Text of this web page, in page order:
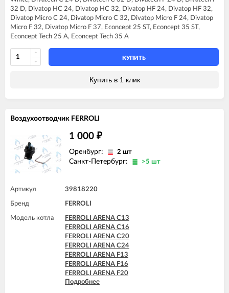
FERROLI DIVA C28
FERROLI DIVA C32
FERROLI DIVA F13
FERROLI DIVA F16
FERROLI DIVA F20
FERROLI DIVA F24
FERROLI DIVA F32
FERROLI DIVA F37
FERROLI DIVAproject F24
FERROLI DIVAtop F32
FERROLI DIVAtop F37
FERROLI DIVAtop HC24
FERROLI DIVAtop HC32
FERROLI DIVAtop HF24
FERROLI DIVAtop Low Nox F24
FERROLI DIVAtop micro C24
FERROLI DIVAtop micro C32
FERROLI DIVAtop micro F24
FERROLI DIVAtop micro F32
FERROLI DIVAtop micro F37
FERROLI DIVAtop micro LN C24
FERROLI DIVAtop micro LN C32
FERROLI DIVAtop micro LN F24
FERROLI DIVAtop micro LN F32
32 D, Divatop HC 24, Divatop HC 32, Divatop HF 24, Divatop HF 32,
Divatop Micro C 24, Divatop Micro C 32, Divatop Micro F 24, Divatop
Micro F 32, Divatop Micro F 37, Econcept 25 ST, Econcept 35 ST,
Econcept Tech 25 A, Econcept Tech 35 A
КУПИТЬ
Купить в 1 клик
Воздухоотводчик FERROLI
1 000 ₽
Оренбург: 2 шт
Санкт-Петербург: >5 шт
Артикул 39818220
Бренд FERROLI
Модель котла
FERROLI ARENA C13
FERROLI ARENA C16
FERROLI ARENA C20
FERROLI ARENA C24
FERROLI ARENA F13
FERROLI ARENA F16
FERROLI ARENA F20
FERROLI ARENA F24
Подробнее